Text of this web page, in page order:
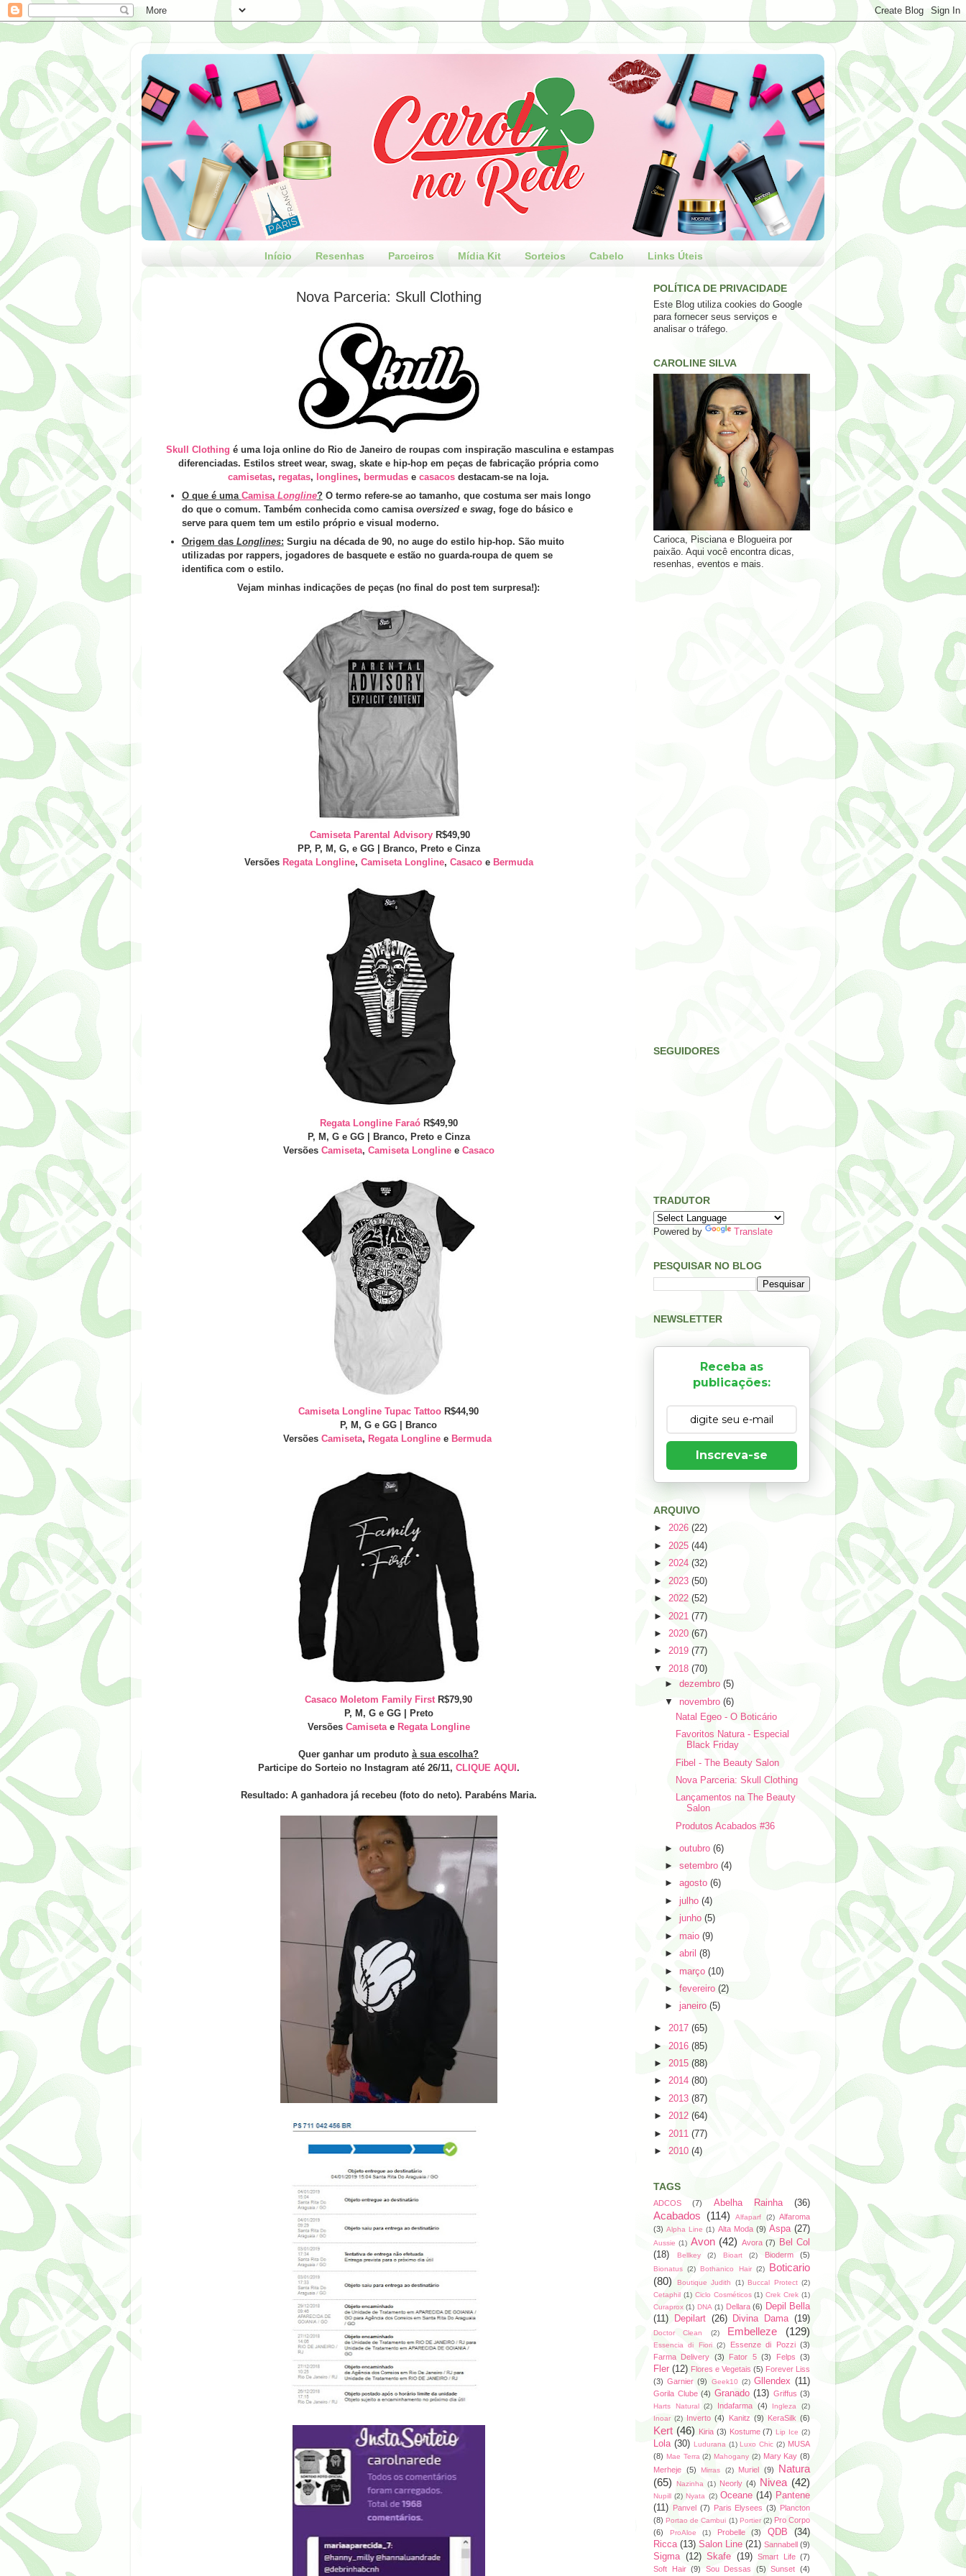
Início Resenhas Parceiros Mídia Kit Sorteios Cabelo Links Úteis
Nova Parceria: Skull Clothing
Skull Clothing é uma loja online do Rio de Janeiro de roupas com inspiração masculina e estampas
diferenciadas. Estilos street wear, swag, skate e hip-hop em peças de fabricação própria como
camisetas, regatas, longlines, bermudas e casacos destacam-se na loja.
O que é uma Camisa Longline?O termo refere-se ao tamanho, que costuma ser mais longo
do que o comum. Também conhecida como camisa oversizede swag, foge do básico e
serve para quem tem um estilo próprio e visual moderno.
Origem das Longlines: Surgiu na década de 90, no auge do estilo hip-hop. São muito
utilizadas por rappers, jogadores de basquete e estão no guarda-roupa de quem se
identifica com o estilo.
Vejam minhas indicações de peças (no final do post tem surpresa!):
Camiseta Parental Advisory R$49,90
PP, P, M, G, e GG | Branco, Preto e Cinza
Versões Regata Longline, Camiseta Longline, Casacoe Bermuda
Regata Longline FaraóR$49,90
P, M, G e GG | Branco, Preto e Cinza
Versões Camiseta, Camiseta Longlinee Casaco
Camiseta Longline Tupac Tattoo R$44,90
P, M, G e GG | Branco
Versões Camiseta, Regata Longlinee Bermuda
Casaco Moletom Family First R$79,90
P, M, G e GG | Preto
Versões Camisetae Regata Longline
Quer ganhar um produto à sua escolha?
Participe do Sorteio no Instagram até 26/11, CLIQUE AQUI .
Resultado: A ganhadora já recebeu (foto do neto). Parabéns Maria.
POLÍTICA DE PRIVACIDADE
Este Blog utiliza cookies do Google
para fornecer seus serviços e
analisar o tráfego.
CAROLINE SILVA
Carioca, Pisciana e Blogueira por
paixão. Aqui você encontra dicas,
resenhas, eventos e mais.
SEGUIDORES
TRADUTOR
Powered by Translate
PESQUISAR NO BLOG
NEWSLETTER
Receba as
publicações:
Inscreva-se
ARQUIVO
► 2026 (22)
► 2025 (44)
► 2024 (32)
► 2023 (50)
► 2022 (52)
► 2021 (77)
► 2020 (67)
► 2019 (77)
▼ 2018 (70)
►dezembro(5)
▼ novembro(6)
Natal Egeo - O Boticário
Favoritos Natura - Especial
Black Friday
Fibel - The Beauty Salon
Nova Parceria: Skull Clothing
Lançamentos na The Beauty
Salon
Produtos Acabados #36
►outubro(6)
►setembro(4)
►agosto(6)
►julho(4)
►junho(5)
►maio(9)
►abril(8)
► março(10)
►fevereiro(2)
► janeiro(5)
► 2017 (65)
► 2016 (85)
► 2015 (88)
► 2014 (80)
► 2013 (87)
► 2012 (64)
► 2011 (77)
► 2010 (4)
TAGS
ADCOS (7) Abelha Rainha (36)
Acabados (114) Alfaparf (2) Alfaroma
(3) Alpha Line (1) Alta Moda (9) Aspa (27)
Aussie (1) Avon (42) Avora (7)
Bel Col
(18)
Bellkey (2) Bioart (2) Bioderm (5)
Bionatus (2) Bothanico Hair (2)
Boticario
(80)
Boutique Judith (1) Buccal Protect (2)
Cetaphil (1) Ciclo Cosméticos (1) Crek Crek (1)
Curaprox (1) DNA (1) Dellara (6) Depil Bella
(11)
Depilart (26) Divina Dama (19)
Doctor Clean (2) Embelleze (129)
Essencia di Fiori (2) Essenze di Pozzi (3)
Farma Delivery (3) Fator 5 (3) Felps (3)
Fler (12) Flores e Vegetais (5) Forever Liss
(3) Garnier (9) Geek10 (2) Gllendex (11)
Gorila Clube (4) Granado (13) Griffus (3)
Harts Natural (2) Indafarma (4) Ingleza
(2)
Inoar (2) Inverto (4) Kanitz (9) KeraSilk (6)
Kert (46) Kiria (3) Kostume (7) Lip Ice (2)
Lola (30) Ludurana (1) Luxo Chic (2) MUSA
(8) Mae Terra (2) Mahogany (2) Mary Kay (8)
Merheje (5) Mirras (2) Muriel (9)
Natura
(65)
Nazinha (1) Neorly (4) Nivea (42)
Nupill (2) Nyata (2) Oceane (14) Pantene
(11)
Panvel (7) Paris Elysees (3)
Plancton
(8) Portao de Cambui (1) Portier (2) Pro Corpo
(6)
ProAloe (1) Probelle (3) QDB
(34)
Ricca (13) Salon Line (21) Sannabell (9)
Sigma (12) Skafe (19) Smart Life (7)
Soft Hair (9) Sou Dessas (5) Sunset (4)